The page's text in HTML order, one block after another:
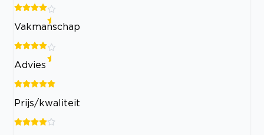
Vakmanschap
Advies
Prijs/kwaliteit